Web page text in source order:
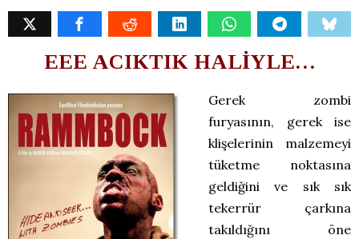
EEE ACIKTIK HALİYLE…
Gerek zombi
furyasının, gerek ise
klişelerinin malzemeyi
tüketme noktasına
geldiğini ve sık sık
tekerrür çarkına
takıldığını öne